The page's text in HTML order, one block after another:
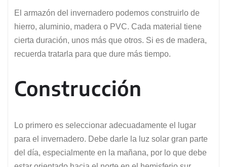
El armazón del invernadero podemos construirlo de
hierro, aluminio, madera o PVC. Cada material tiene
cierta duración, unos más que otros. Si es de madera,
recuerda tratarla para que dure más tiempo.
Construcción
Lo primero es seleccionar adecuadamente el lugar
para el invernadero. Debe darle la luz solar gran parte
del día, especialmente en la mañana, por lo que debe